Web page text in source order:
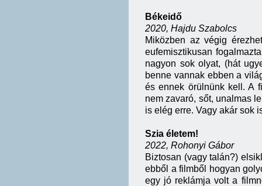
Békeidő
2020, Hajdu Szabolcs
Miközben az végig
eufemisztikusan
nagyon sok olyat, (hát
benne vannak ebben a
és ennek örülnünk kell. A
nem zavaró, sőt, unalmas
is elég erre. Vagy akár sok
Szia életem!
2022, Rohonyi Gábor
Biztosan (vagy talán?)
ebből a filmből hogyan
egy jó reklámja volt a